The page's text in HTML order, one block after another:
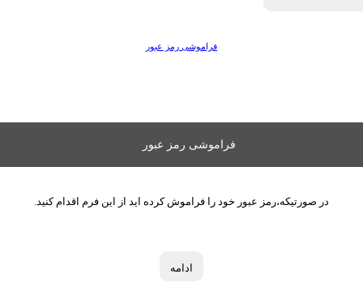
فراموشی رمز عبور
فراموشی رمز عبور
در صورتیکه،رمز عبور خود را فراموش کرده اید از این فرم اقدام کنید.
ادامه